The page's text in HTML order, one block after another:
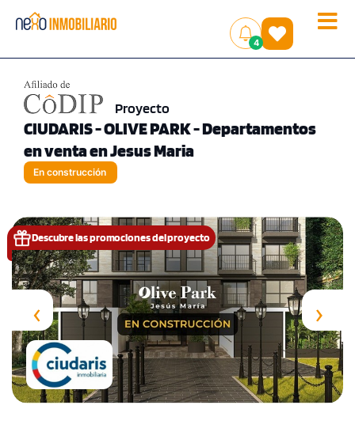
Toggle
4
()
Proyecto
CIUDARIS - OLIVE PARK - Departamentos
en venta en Jesus Maria
En construcción
‹ ›
Descubre las promociones del proyecto